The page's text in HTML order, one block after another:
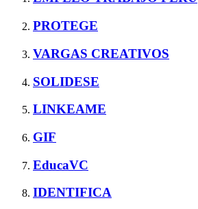
PROTEGE
VARGAS CREATIVOS
SOLIDESE
LINKEAME
GIF
EducaVC
IDENTIFICA